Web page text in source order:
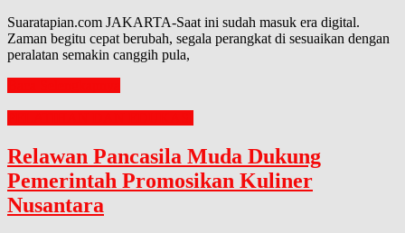
Suaratapian.com JAKARTA-Saat ini sudah masuk era digital.
Zaman begitu cepat berubah, segala perangkat di sesuaikan dengan
peralatan semakin canggih pula,
Relawan Pancasila Muda Dukung
Pemerintah Promosikan Kuliner
Nusantara